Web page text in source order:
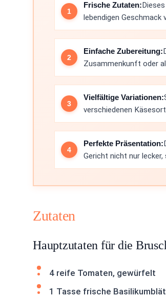
Frische Zutaten:
lebendigen Geschmack
Einfache Zubereitung:
Zusammenkunft oder
Vielfältige Variationen:
verschiedenen
Perfekte Präsentation:
Gericht nicht nur
Zutaten
Hauptzutaten für die
4 reife Tomaten, gewürfelt
1 Tasse frische